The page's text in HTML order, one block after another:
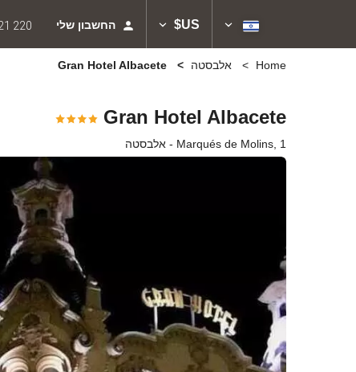
US$ החשבון שלי 220
Home אלבסטה
Gran Hotel Albacete
Marqués de Molins, 1 - אלבסטה